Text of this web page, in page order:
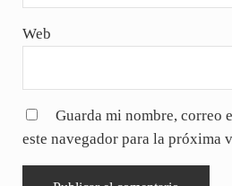
Web
Guarda mi nombre, correo
este navegador para la próxima